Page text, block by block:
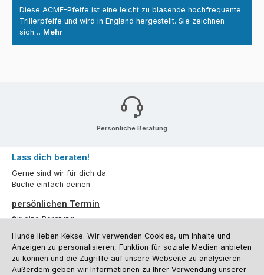
Diese ACME-Pfeife ist eine leicht zu blasende hochfrequente
Trillerpfeife und wird in England hergestellt. Sie zeichnen
sich… Mehr
Persönliche Beratung
Lass dich beraten!
Gerne sind wir für dich da.
Buche einfach deinen
persönlichen Termin
für eine Beratung.
Oder über unserKontaktformular.
Vertrag widerrufen
Hunde lieben Kekse. Wir verwenden Cookies, um Inhalte und
Anzeigen zu personalisieren, Funktion für soziale Medien anbieten
zu können und die Zugriffe auf unsere Webseite zu analysieren.
Außerdem geben wir Informationen zu Ihrer Verwendung unserer